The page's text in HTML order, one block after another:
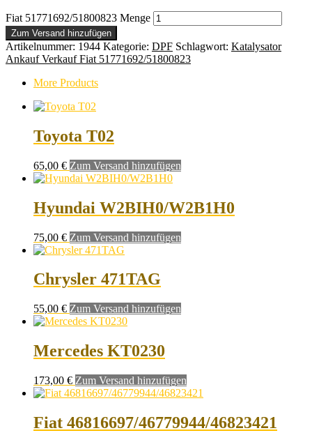
Fiat 51771692/51800823 Menge
Zum Versand hinzufügen
Artikelnummer: 1944 Kategorie: DPF Schlagwort: Katalysator
Ankauf Verkauf Fiat 51771692/51800823
More Products
Toyota T02
65,00 € Zum Versand hinzufügen
Hyundai W2BIH0/W2B1H0
75,00 € Zum Versand hinzufügen
Chrysler 471TAG
55,00 € Zum Versand hinzufügen
Mercedes KT0230
173,00 € Zum Versand hinzufügen
Fiat 46816697/46779944/46823421